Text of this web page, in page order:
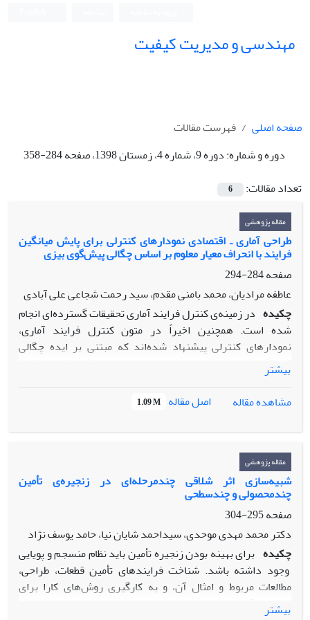
مهندسی و مدیریت کیفیت
صفحه اصلی
فهرست مقالات
دوره و شماره:دوره 9، شماره 4، زمستان 1398، صفحه 284-358
تعداد مقالات:
6
مقاله پژوهشی
طراحی آماری ـ اقتصادی نمودارهای کنترلی برای پایش میانگین
فرایند با انحراف معیار معلوم بر اساس چگالی پیش‌گوی بیزی
صفحه284-294
عاطفه مرادیان، محمد بامنی مقدم، سید رحمت شجاعی علی آبادی
چکیده در زمینه‌ی کنترل فرایند آماری تحقیقات گسترده‌ای انجام
شده است. همچنین اخیراً در متون کنترل فرایند آماری،
نمودارهای کنترلی پیشنهاد شده‌اند که مبتنی بر ایده چگالی
پیش‌گوی بیزی هستند. این ایده اولین بار توسط منزفریخ مطرح و
در آن نامعلومی پارامترها در نظر گرفته شد.. در این مقاله برای
اولین بار طراحی آماری ـ اقتصادی نمودارهای کنترلی برای پایش
میانگین فرایند با انحراف معیار معلوم بر اساس چگالی پیش‌گوی
بیزی ارائه شده است. با توجه به نتایج ارائه شده در مقاله، در
همچنین برتری رویکرد بیزی بر رویکرد کلاسیک در طراحی نمودار
کنترلی، پیشنهاد می‌شود که از نمودار کنترلی بیزی با طراحی آماری
ـ اقتصادی در کنترل میانگین فرایند استفاده شود.
بیشتر
مشاهده مقاله
اصل مقاله 1.09 M
مقاله پژوهشی
شبیه‌سازی اثر شلاقی چندمرحله‌ای در زنجیره‌ی تأمین
چندمحصولی و چندسطحی
صفحه295-304
دکتر محمد مهدی موحدی، سیداحمد شایان نیا، حامد یوسف نژاد
چکیده برای بهینه بودن زنجیره تأمین باید نظام منسجم و پویایی
وجود داشته باشد. شناخت فرایندهای تأمین قطعات، طراحی،
مطالعات مربوط و امثال آن، و به کارگیری روش‌­های کارا برای
مدیریت آن‌ها می‌­توانند اثربخش باشد. هدف این تحقیق بررسی
بیشتر